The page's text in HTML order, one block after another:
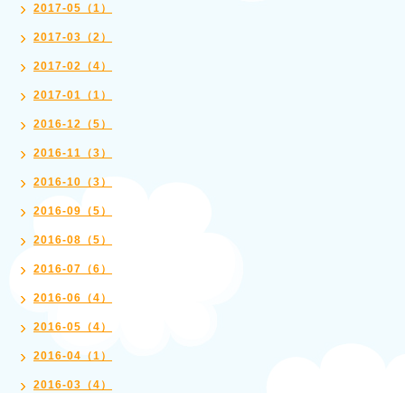
2017-05（1）
2017-03（2）
2017-02（4）
2017-01（1）
2016-12（5）
2016-11（3）
2016-10（3）
2016-09（5）
2016-08（5）
2016-07（6）
2016-06（4）
2016-05（4）
2016-04（1）
2016-03（4）